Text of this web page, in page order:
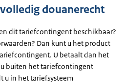
douanerecht
dit tariefcontingent beschikbaar?
Dan kunt u het product
U betaalt dan het
buiten het tariefcontingent
u in het tariefsysteem